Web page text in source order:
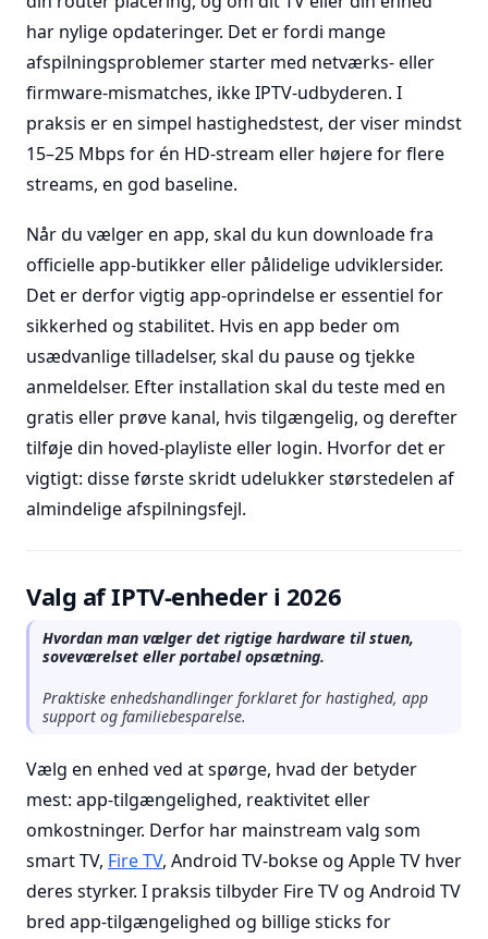
har nylige opdateringer. Det er fordi mange
afspilningsproblemer starter med netværks- eller
firmware-mismatches, ikke IPTV-udbyderen. I
praksis er en simpel hastighedstest, der viser mindst
15–25 Mbps for én HD-stream eller højere for flere
streams, en god baseline.
Når du vælger en app, skal du kun downloade fra
officielle app-butikker eller pålidelige udviklersider.
Det er derfor vigtig app-oprindelse er essentiel for
sikkerhed og stabilitet. Hvis en app beder om
usædvanlige tilladelser, skal du pause og tjekke
anmeldelser. Efter installation skal du teste med en
gratis eller prøve kanal, hvis tilgængelig, og derefter
tilføje din hoved-playliste eller login. Hvorfor det er
vigtigt: disse første skridt udelukker størstedelen af
almindelige afspilningsfejl.
Valg af IPTV-enheder i 2026
Hvordan man vælger det rigtige hardware til stuen,
soveværelset eller portabel opsætning.
Praktiske enhedshandlinger forklaret for hastighed, app
support og familiebesparelse.
Vælg en enhed ved at spørge, hvad der betyder
mest: app-tilgængelighed, reaktivitet eller
omkostninger. Derfor har mainstream valg som
smart TV, Fire TV, Android TV-bokse og Apple TV hver
deres styrker. I praksis tilbyder Fire TV og Android TV
bred app-tilgængelighed og billige sticks for